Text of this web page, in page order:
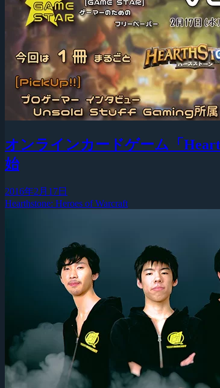
オンラインカードゲーム「
始
2016年2月17日
Hearthstone: Heroes of Warcraft